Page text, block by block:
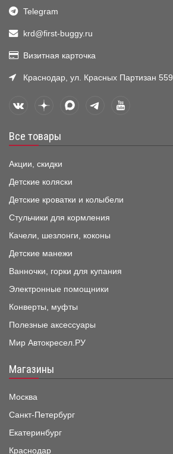
Telegram
krd@first-buggy.ru
Визитная карточка
Краснодар, ул. Красных Партизан 559
Все товары
Акции, скидки
Детские коляски
Детские кроватки и колыбели
Стульчики для кормления
Качели, шезлонги, коконы
Детские манежи
Ванночки, горки для купания
Электронные помощники
Конверты, муфты
Полезные аксессуары
Мир Автокресел.РУ
Магазины
Москва
Санкт-Петербург
Екатеринбург
Краснодар